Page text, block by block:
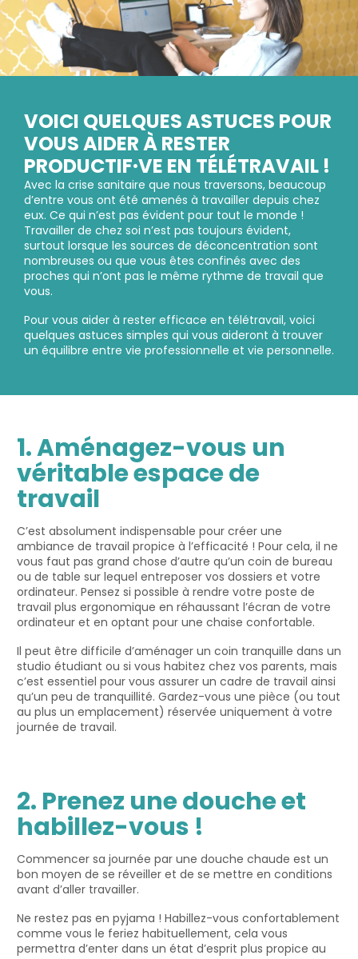
VOICI QUELQUES ASTUCES POUR
VOUS AIDER À RESTER
PRODUCTIF·VE EN TÉLÉTRAVAIL !
Avec la crise sanitaire que nous traversons, beaucoup
d’entre vous ont été amenés à travailler depuis chez
eux. Ce qui n’est pas évident pour tout le monde !
Travailler de chez soi n’est pas toujours évident,
surtout lorsque les sources de déconcentration sont
nombreuses ou que vous êtes confinés avec des
proches qui n’ont pas le même rythme de travail que
vous.
Pour vous aider à rester efficace en télétravail, voici
quelques astuces simples qui vous aideront à trouver
un équilibre entre vie professionnelle et vie personnelle.
1. Aménagez-vous un
véritable espace de
travail
C’est absolument indispensable pour créer une
ambiance de travail propice à l’efficacité ! Pour cela, il ne
vous faut pas grand chose d’autre qu’un coin de bureau
ou de table sur lequel entreposer vos dossiers et votre
ordinateur. Pensez si possible à rendre votre poste de
travail plus ergonomique en réhaussant l’écran de votre
ordinateur et en optant pour une chaise confortable.
Il peut être difficile d’aménager un coin tranquille dans un
studio étudiant ou si vous habitez chez vos parents, mais
c’est essentiel pour vous assurer un cadre de travail ainsi
qu’un peu de tranquillité. Gardez-vous une pièce (ou tout
au plus un emplacement) réservée uniquement à votre
journée de travail.
2. Prenez une douche et
habillez-vous !
Commencer sa journée par une douche chaude est un
bon moyen de se réveiller et de se mettre en conditions
avant d’aller travailler.
Ne restez pas en pyjama ! Habillez-vous confortablement
comme vous le feriez habituellement, cela vous
permettra d’enter dans un état d’esprit plus propice au